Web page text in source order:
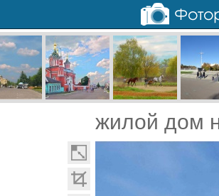
жилой дом